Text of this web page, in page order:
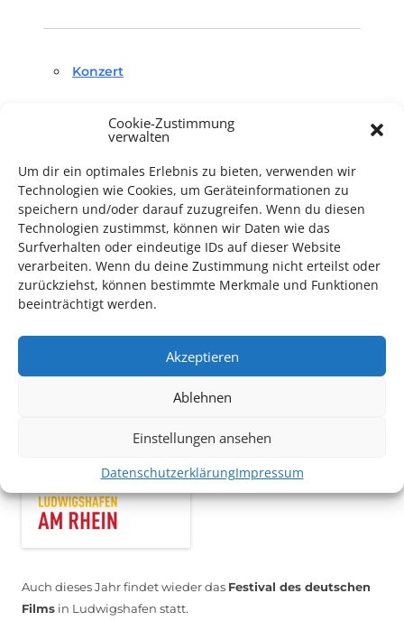
Cookie-Zustimmung
verwalten
Um dir ein optimales Erlebnis zu bieten, verwenden wir
Technologien wie Cookies, um Geräteinformationen zu
speichern und/oder darauf zuzugreifen. Wenn du diesen
Technologien zustimmst, können wir Daten wie das
Surfverhalten oder eindeutige IDs auf dieser Website
verarbeiten. Wenn du deine Zustimmung nicht erteilst oder
zurückziehst, können bestimmte Merkmale und Funktionen
beeinträchtigt werden.
Akzeptieren
Ablehnen
Einstellungen ansehen
DatenschutzerklärungImpressum
Konzert
TECHNIK SUPPORT GESUCHT!
Das Kulturparkett freut sich stets über ehrenamtliche
Mithilfe im Bereich Technik . Sie haben Interesse? Dann
melden Sie sich unterinfo@kulturparkett-rhein-neckar.de
*KULTURTIPP SOMMERPAUSE: FESTIVAL DES DEUTSCHEN FILMS*
Auch dieses Jahr findet wieder das Festival des deutschen
Films in Ludwigshafen statt.